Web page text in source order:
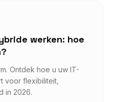
werken: hoe
Ontdek hoe u uw IT-
voor flexibiliteit,
in 2026.